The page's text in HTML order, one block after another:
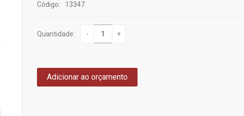
Código: 13347
Quantidade: - +
Adicionar ao orçamento